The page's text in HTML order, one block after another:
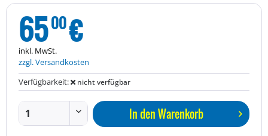
6500€
inkl. MwSt.
zzgl. Versandkosten
Verfügbarkeit:
nicht verfügbar
In denWarenkorb